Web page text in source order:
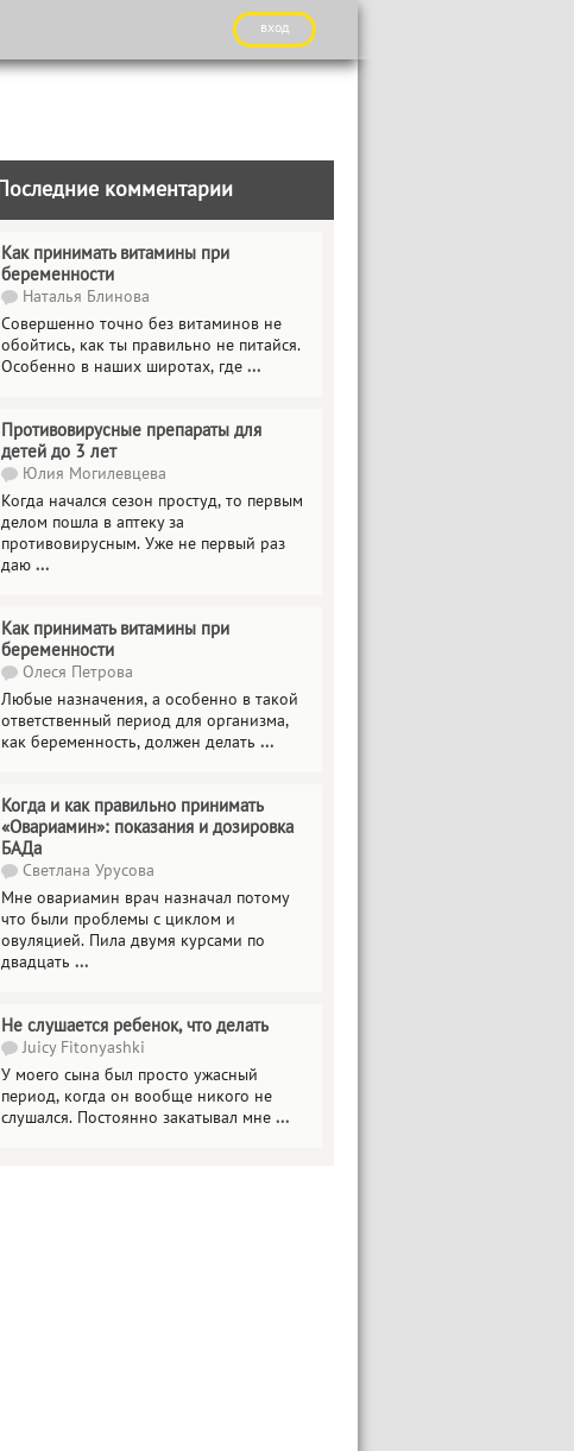
вход
Последние комментарии
Как принимать витамины при
беременности
Наталья Блинова
Совершенно точно без витаминов не
обойтись, как ты правильно не питайся.
Особенно в наших широтах, где ...
Противовирусные препараты для
детей до 3 лет
Юлия Могилевцева
Когда начался сезон простуд, то первым
делом пошла в аптеку за
противовирусным. Уже не первый раз
даю ...
Как принимать витамины при
беременности
Олеся Петрова
Любые назначения, а особенно в такой
ответственный период для организма,
как беременность, должен делать ...
Когда и как правильно принимать
«Овариамин»: показания и дозировка
БАДа
Светлана Урусова
Мне овариамин врач назначал потому
что были проблемы с циклом и
овуляцией. Пила двумя курсами по
двадцать ...
Не слушается ребенок, что делать
Juicy Fitonyashki
У моего сына был просто ужасный
период, когда он вообще никого не
слушался. Постоянно закатывал мне ...